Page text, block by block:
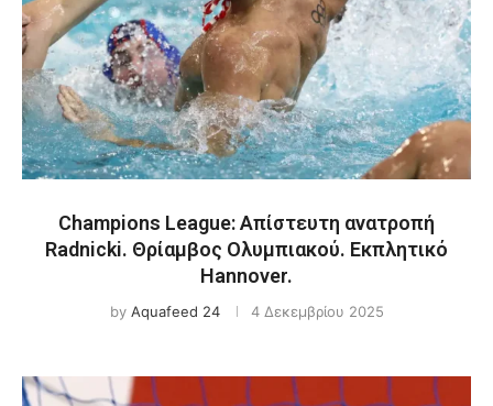
Champions League: Απίστευτη ανατροπή
Radnicki. Θρίαμβος Ολυμπιακού. Εκπλητικό
Hannover.
by Aquafeed 24 4 Δεκεμβρίου 2025